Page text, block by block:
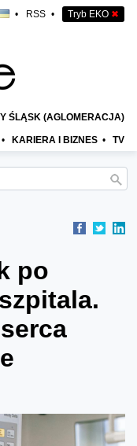
• RSS • Tryb EKO ✖
ŚLĄSK (AGLOMERACJA)
• KARIERA I BIZNES • TV
po